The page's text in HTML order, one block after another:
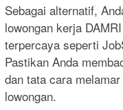
Sebagai alternatif,
lowongan kerja
terpercaya seperti
Pastikan Anda
dan tata cara
lowongan.